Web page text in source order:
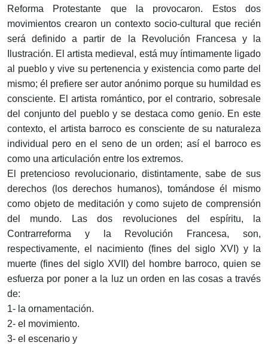
Reforma Protestante que la provocaron. Estos dos
movimientos crearon un contexto socio-cultural que recién
será definido a partir de la Revolución Francesa y la
Ilustración. El artista medieval, está muy íntimamente ligado
al pueblo y vive su pertenencia y existencia como parte del
mismo; él prefiere ser autor anónimo porque su humildad es
consciente. El artista romántico, por el contrario, sobresale
del conjunto del pueblo y se destaca como genio. En este
contexto, el artista barroco es consciente de su naturaleza
individual pero en el seno de un orden; así el barroco es
como una articulación entre los extremos.
El pretencioso revolucionario, distintamente, sabe de sus
derechos (los derechos humanos), tomándose él mismo
como objeto de meditación y como sujeto de comprensión
del mundo. Las dos revoluciones del espíritu, la
Contrarreforma y la Revolución Francesa, son,
respectivamente, el nacimiento (fines del siglo XVI) y la
muerte (fines del siglo XVII) del hombre barroco, quien se
esfuerza por poner a la luz un orden en las cosas a través
de:
1- la ornamentación.
2- el movimiento.
3- el escenario y